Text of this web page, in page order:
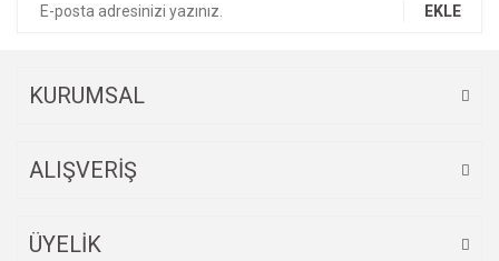
EKLE
KURUMSAL
ALIŞVERİŞ
ÜYELİK